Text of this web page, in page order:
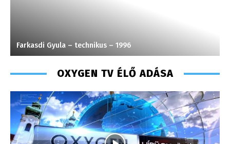
Farkasdi Gyula – technikus – 1996
OXYGEN TV ÉLŐ ADÁSA